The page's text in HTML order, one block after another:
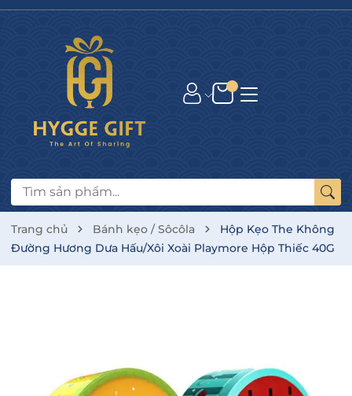
Trang chủ Bánh kẹo / Sôcôla
Hộp Kẹo The Không
Đường Hương Dưa Hấu/Xôi Xoài Playmore Hộp Thiếc 40G